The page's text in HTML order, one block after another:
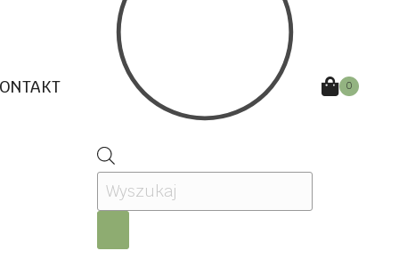
Wyszukiwarka
produktów
0